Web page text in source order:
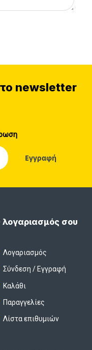
newsletter
λογαριασμός σου
Λογαριασμός
Σύνδεση / Εγγραφή
Καλάθι
Παραγγελίες
Λίστα επιθυμιών